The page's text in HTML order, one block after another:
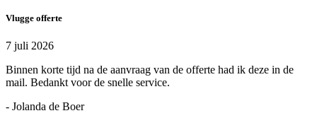
Vlugge offerte
7 juli 2026
Binnen korte tijd na de aanvraag van de offerte had ik deze in de
mail. Bedankt voor de snelle service.
- Jolanda de Boer